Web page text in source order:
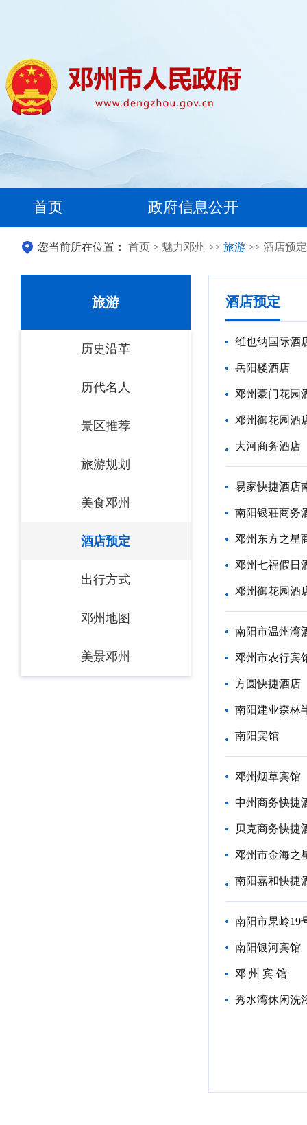
首页 政府信息公开
您当前所在位置： 首页 > 魅力邓州 >> 旅游 >> 酒店预定
旅游
历史沿革
历代名人
景区推荐
旅游规划
美食邓州
酒店预定
出行方式
邓州地图
美景邓州
酒店预定
维也纳国际酒
岳阳楼酒店
邓州豪门花园
邓州御花园酒
大河商务酒店
易家快捷酒店
南阳银荘商务
邓州东方之星
邓州七福假日
邓州御花园酒
南阳市温州湾
邓州市农行宾
方圆快捷酒店
南阳建业森林
南阳宾馆
邓州烟草宾馆
中州商务快捷
贝克商务快捷
邓州市金海之
南阳嘉和快捷
南阳市果岭19
南阳银河宾馆
邓 州 宾 馆
秀水湾休闲洗